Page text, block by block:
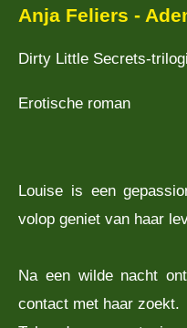
Anja Feliers -
Dirty Little Secrets-
Erotische roman
Louise is een
volop geniet van haar
Na een wilde nacht
contact met haar zoekt.